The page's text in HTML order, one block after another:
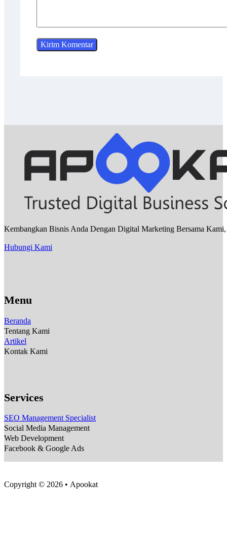
Kembangkan Bisnis Anda Dengan Digital Marketing Bersama
Hubungi Kami
Menu
Beranda
Tentang Kami
Artikel
Kontak Kami
Services
SEO Management Specialist
Social Media Management
Web Development
Facebook & Google Ads
Copyright © 2026 • Apookat